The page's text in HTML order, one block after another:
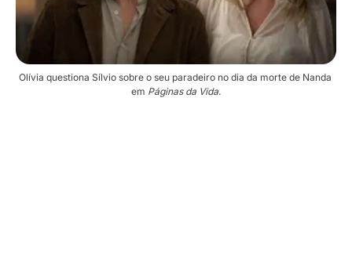
Olívia questiona Sílvio sobre o seu paradeiro no dia da morte de Nanda
em Páginas da Vida.